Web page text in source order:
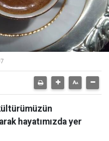
hayatımızda yer